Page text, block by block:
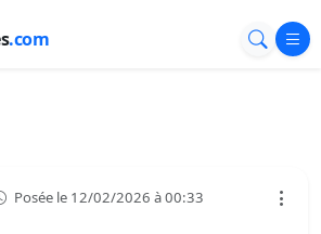
.com
Posée le 12/02/2026 à 00:33